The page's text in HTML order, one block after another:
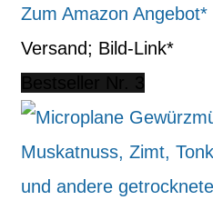
Zum Amazon Angebot*
Versand; Bild-Link*